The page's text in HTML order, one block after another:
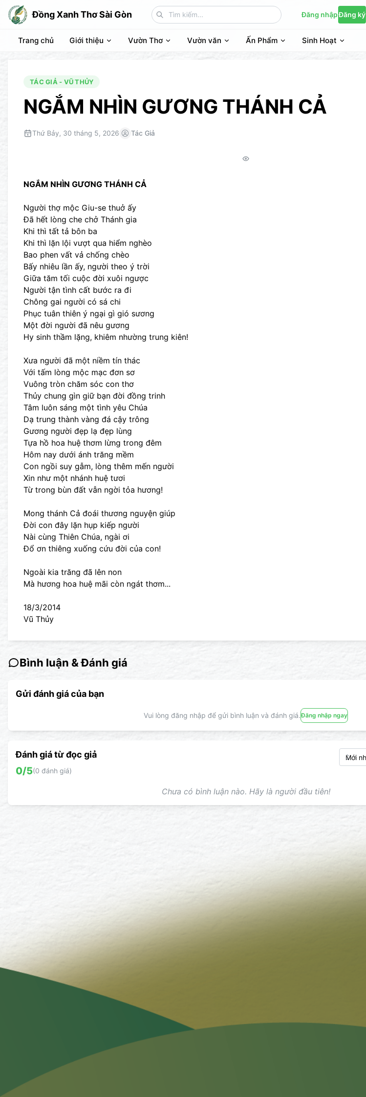
Đồng Xanh Thơ Sài Gòn Đăng nhậpĐăng ký
Trang chủ Giới thiệu Vườn Thơ Vườn văn Ấn Phẩm Sinh Hoạt
TÁC GIẢ - VŨ THỦY
NGẮM NHÌN GƯƠNG THÁNH CẢ
Thứ Bảy, 30 tháng 5, 2026 Tác Giả
NGẮM NHÌN GƯƠNG THÁNH CẢ
Người thợ mộc Giu-se thuở ấy
Đã hết lòng che chở Thánh gia
Khi thì tất tả bôn ba
Khi thì lặn lội vượt qua hiểm nghèo
Bao phen vất vả chống chèo
Bấy nhiêu lần ấy, người theo ý trời
Giữa tăm tối cuộc đời xuôi ngược
Người tận tình cất bước ra đi
Chông gai người có sá chi
Phục tuân thiên ý ngại gì gió sương
Một đời người đã nêu gương
Hy sinh thầm lặng, khiêm nhường trung kiên!
Xưa người đã một niềm tín thác
Với tấm lòng mộc mạc đơn sơ
Vuông tròn chăm sóc con thơ
Thủy chung gìn giữ bạn đời đồng trinh
Tâm luôn sáng một tình yêu Chúa
Dạ trung thành vàng đá cậy trông
Gương người đẹp lạ đẹp lùng
Tựa hồ hoa huệ thơm lừng trong đêm
Hôm nay dưới ánh trăng mềm
Con ngồi suy gẫm, lòng thêm mến người
Xin như một nhánh huệ tươi
Từ trong bùn đất vẫn ngời tỏa hương!
Mong thánh Cả đoái thương nguyện giúp
Đời con đây lặn hụp kiếp người
Nài cùng Thiên Chúa, ngài ơi
Đổ ơn thiêng xuống cứu đời của con!
Ngoài kia trăng đã lên non
Mà hương hoa huệ mãi còn ngát thơm...
18/3/2014
Vũ Thủy
Bình luận & Đánh giá
Gửi đánh giá của bạn
Vui lòng đăng nhập để gửi bình luận và đánh giá.Đăng nhập ngay
Đánh giá từ đọc giả
0/5(0 đánh giá)
Chưa có bình luận nào. Hãy là người đầu tiên!